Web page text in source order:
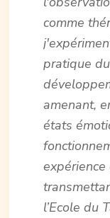
comme
pratique
amenant,
états
l’Ecole du